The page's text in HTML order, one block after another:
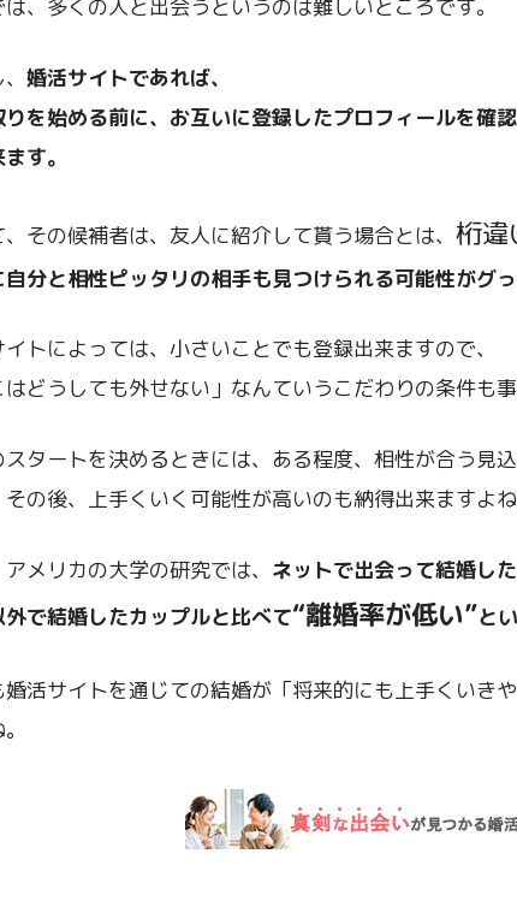
、多くの人と出会うというのは難しいところです。
婚活サイトであれば、
りを始める前に、お互いに登録したプロフィールを確
す。
その候補者は、友人に紹介して貰う場合とは、 桁違
分と相性ピッタリの相手も見つけられる可能性がグっ
トによっては、小さいことでも登録出来ますので、
はどうしても外せない」なんていうこだわりの条件も
スタートを決めるときには、ある程度、相性が合う見
の後、上手くいく可能性が高いのも納得出来ますよね
メリカの大学の研究では、 ネットで出会って結婚し
外で結婚したカップルと比べて“離婚率が低い”と
婚活サイトを通じての結婚が「将来的にも上手くいき